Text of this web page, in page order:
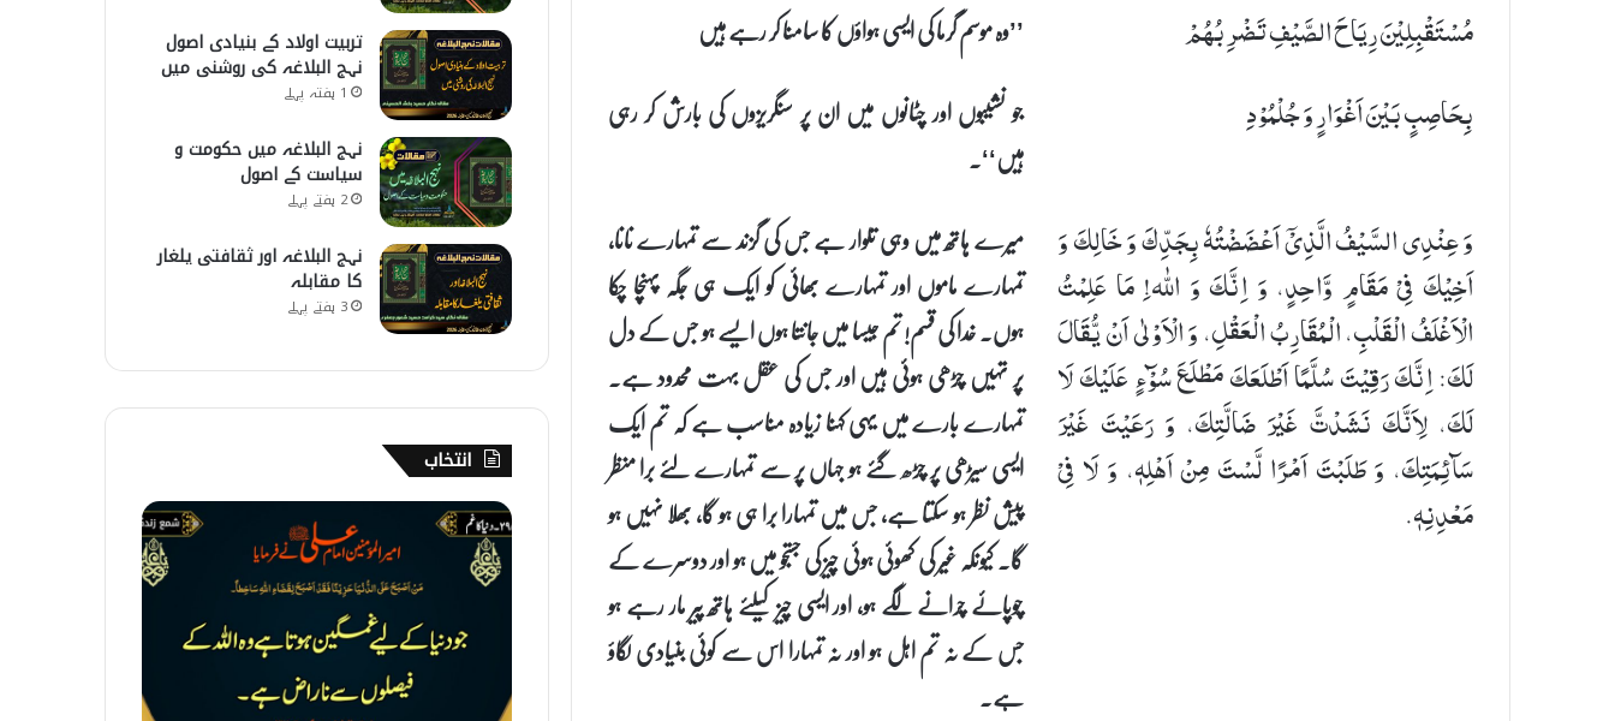
مُسْتَقْبِلِیْنَ رِیَاحَ الصَّیْفِ تَضْرِبُهُمْ ’’وہ موسم گرما کی ایسی ہواؤں کا سامنا کر رہے ہیں
بِحَاصِبٍ بَیْنَ اَغْوَارٍ وَ جُلْمُوْدِ جو نشیبوں اور چٹانوں میں ان پر سنگریزوں کی بارش کر رہی
ہیں‘‘۔
وَ عِنْدِی السَّیْفُ الَّذِیْۤ اَعْضَضْتُهٗ بِجَدِّكَ وَ خَالِكَ وَ
اَخِیْكَ فِیْ مَقَامٍ وَّاحِدٍ، وَ اِنَّكَ وَ اللّٰه!ِ مَا عَلِمْتُ
الْاَغْلَفُ الْقَلْبِ، الْمُقَارِبُ الْعَقْلِ، وَ الْاَوْلٰى اَنْ یُّقَالَ
لَكَ: اِنَّكَ رَقِیْتَ سُلَّمًا اَطْلَعَكَ مَطْلَعَ سُوْٓءٍ عَلَیْكَ لَا
لَكَ،‏ لِاَنَّكَ نَشَدْتَّ غَیْرَ ضَالَّتِكَ، وَ رَعَیْتَ غَیْرَ
سَآئِمَتِكَ، وَ طَلَبْتَ اَمْرًا لَّسْتَ مِنْ اَهْلِهٖ، وَ لَا فِیْ
مَعْدِنِهٖ.
میرے ہاتھ میں وہی تلوار ہے جس کی گزند سے تمہارے نانا،
تمہارے ماموں اور تمہارے بھائی کو ایک ہی جگہ پہنچا چکا
ہوں۔ خدا کی قسم! تم جیسا میں جانتا ہوں ایسے ہو جس کے دل
پر تہیں چڑھی ہوئی ہیں اور جس کی عقل بہت محدود ہے۔
تمہارے بارے میں یہی کہنا زیادہ مناسب ہے کہ تم ایک
ایسی سیڑھی پر چڑھ گئے ہو جہاں پر سے تمہارے لئے برا منظر
پیش نظر ہو سکتا ہے، جس میں تمہارا برا ہی ہو گا، بھلا نہیں ہو
گا۔ کیونکہ غیر کی کھوئی ہوئی چیز کی جستجو میں ہو اور دوسرے کے
چوپائے چرانے لگے ہو، اور ایسی چیز کیلئے ہاتھ پیر مار رہے ہو
جس کے نہ تم اہل ہو اور نہ تمہارا اس سے کوئی بنیادی لگاؤ
ہے۔
تربیت اولاد کے بنیادی اصول
نہج البلاغہ کی روشنی میں
1 ہفتہ پہلے
نہج البلاغہ میں حکومت و
سیاست کے اصول
2 ہفتے پہلے
نہج البلاغہ اور ثقافتی یلغار
کا مقابلہ
3 ہفتے پہلے
انتخاب
2
9
ا